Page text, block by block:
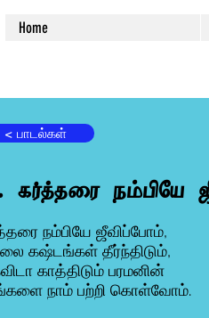
Home
< பாடல்கள்
கர்த்தரை நம்பியே
நம்பியே ஜீவிப்போம்,
கஷ்டங்கள் தீர்ந்திடும்,
காத்திடும் பரமனின்
நாம் பற்றி கொள்வோம்.